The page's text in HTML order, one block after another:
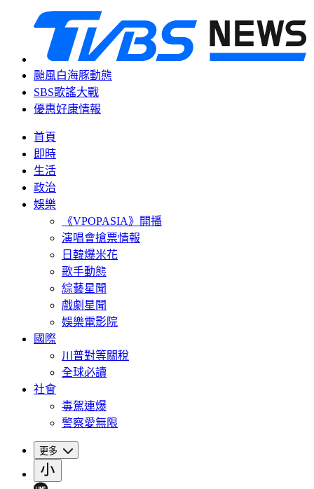
颱風白海豚動態
SBS歌謠大戰
優惠好康情報
首頁
即時
生活
政治
娛樂
《VPOPASIA》開播
演唱會搶票情報
日韓爆米花
歌手動態
綜藝星聞
戲劇星聞
娛樂電影院
國際
川普對等關稅
全球必讀
社會
毒駕連爆
警察愛無限
更多